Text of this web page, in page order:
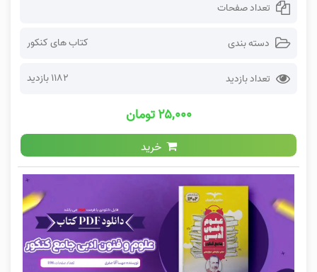
تعداد صفحات
دسته بندی کتاب های کنکور
تعداد بازدید 1182 بازدید
۲۵,۰۰۰ تومان
خرید